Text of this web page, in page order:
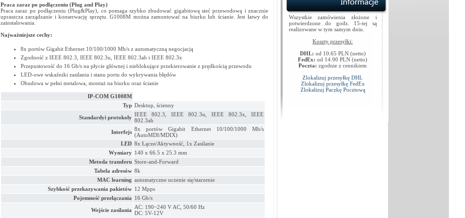
Praca zaraz po podłączeniu (Plug and Play)
Praca zaraz po podłączeniu (Plug&Play), co pomaga szybko zbudować gigabitową sieć przewodową i znacznie
upraszcza zarządzanie i konserwację sprzętu. G1008M można zamontować na biurku lub ścianie. Jest łatwy do
zainstalowania.
Najważniejsze cechy:
8x portów Gigabit Ethernet 10/100/1000 Mb/s z automatyczną negocjacją
Zgodność z IEEE 802.3, IEEE 802.3u, IEEE 802.3ab i IEEE 802.3x
Przepustowość do 16 Gb/s na płycie głównej i nieblokujące przekierowanie z prędkością przewodu
LED-owe wskaźniki zasilania i stanu portu do wykrywania błędów
Obudowa w pełni metalowa, montaż na biurku oraz ścianie
IP-COM G1008M
Typ Desktop, ścienny
Standardyi protokoły IEEE 802.3, IEEE 802.3u, IEEE 802.3x, IEEE
802.3ab
Interfejs 8x portów Gigabit Ethernet 10/100/1000 Mb/s
(AutoMDI/MDIX)
LED 8x Łącze/Aktywność, 1x Zasilanie
Wymiary 140 x 66.5 x 25.3 mm
Metoda transferu Store-and-Forward
Tabela adresów 8k
MAC learning automatyczne uczenie się/starzenie
Szybkość przekazywania pakietów 12 Mpps
Pojemność przełączania 16 Gb/s
Wejście zasilania AC: 190~240 V AC, 50/60 Hz
DC: 5V-12V
Wszystkie zamówienia złożone i
potwierdzone do godz. 15-tej są
realizowane w tym samym dniu.
Koszty przesyłki:
DHL: od 10.65 PLN (netto)
FedEx: od 14.90 PLN (netto)
Poczta: zgodnie z cennikiem
Zlokalizuj przesyłkę DHL
Zlokalizuj przesyłkę FedEx
Zlokalizuj Paczkę Pocztową